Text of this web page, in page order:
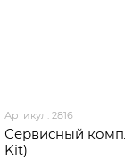
Артикул: 2816
Сервисный
Kit)